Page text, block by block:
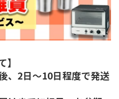
】
、2日～10日程度で発送